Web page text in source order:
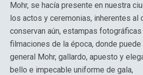
Mohr, se hacía presente en nuestra
los actos y ceremonias, inherentes al
conservan aún, estampas fotográficas
filmaciones de la época, donde
general Mohr, gallardo, apuesto y
bello e impecable uniforme de gala,